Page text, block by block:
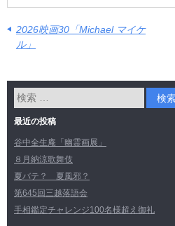
2026映画30「Michael マイケ
ル」
最近の投稿
谷中全生庵「幽霊画展」
８月納涼歌舞伎
夏バテ？ 夏風邪？
第645回三越落語会
手相鑑定チャレンジ100名様超え御礼